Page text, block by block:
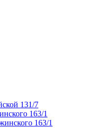
131/7
163/1
163/1